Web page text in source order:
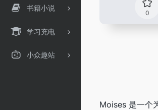
书籍小说
学习充电
小众趣站
0
Moises 是一个